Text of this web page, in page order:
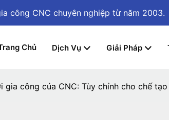
công CNC chuyên nghiệp từ năm 2003.
Chủ Dịch Vụ Giải Pháp
gia công của CNC: Tùy chỉnh cho chế